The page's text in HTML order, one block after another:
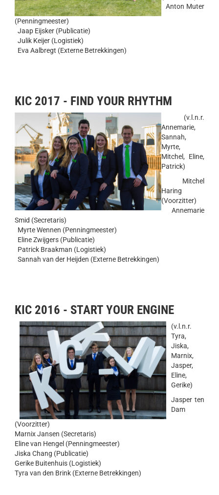
Anton Muter
(Penningmeester)
Jaap Eijsker (Publicatie)
Julik Keijer (Logistiek)
Eva Aalbregt (Externe Betrekkingen)
KIC 2017 - FIND YOUR RHYTHM
(v.l.n.r.
Annemarie,
Sannah,
Myrte,
Mitchel, Eline,
Patrick)
Mitchel
Haring
(Voorzitter)
Annemarie
Smid (Secretaris)
Myrte Wennen (Penningmeester)
Eline Zwijgers (Publicatie)
Patrick Braakman (Logistiek)
Sannah van der Heijden (Externe Betrekkingen)
KIC 2016 - START YOUR ENGINE
(v.l.n.r.
Tyra,
Jiska,
Marnix,
Jasper,
Eline,
Gerike)
Jasper ten
Dam
(Voorzitter)
Marnix Jansen (Secretaris)
Eline van Hengel (Penningmeester)
Jiska Chang (Publicatie)
Gerike Buitenhuis (Logistiek)
Tyra van den Brink (Externe Betrekkingen)